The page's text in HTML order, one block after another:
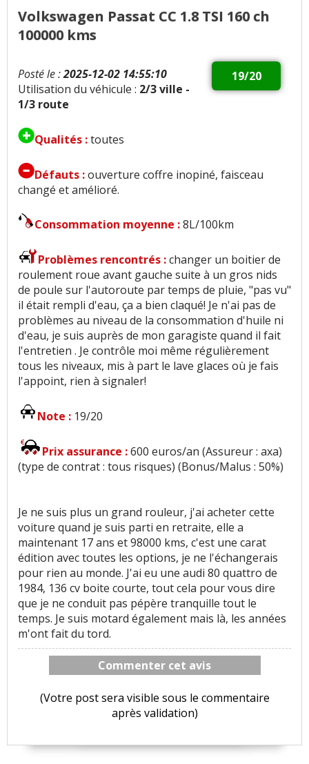
Volkswagen Passat CC 1.8 TSI 160 ch
100000 kms
19/20
Posté le :2025-12-02 14:55:10
Utilisation du véhicule : 2/3 ville -
1/3 route
Qualités :toutes
Défauts :ouverture coffre inopiné, faisceau
changé et amélioré.
Consommation moyenne :8L/100km
Problèmes rencontrés :changer un boitier de
roulement roue avant gauche suite à un gros nids
de poule sur l'autoroute par temps de pluie, "pas vu"
il était rempli d'eau, ça a bien claqué! Je n'ai pas de
problèmes au niveau de la consommation d'huile ni
d'eau, je suis auprès de mon garagiste quand il fait
l'entretien . Je contrôle moi même régulièrement
tous les niveaux, mis à part le lave glaces où je fais
l'appoint, rien à signaler!
Note : 19/20
Prix assurance :600 euros/an (Assureur : axa)
(type de contrat : tous risques) (Bonus/Malus : 50%)
Je ne suis plus un grand rouleur, j'ai acheter cette
voiture quand je suis parti en retraite, elle a
maintenant 17 ans et 98000 kms, c'est une carat
édition avec toutes les options, je ne l'échangerais
pour rien au monde. J'ai eu une audi 80 quattro de
1984, 136 cv boite courte, tout cela pour vous dire
que je ne conduit pas pépère tranquille tout le
temps. Je suis motard également mais là, les années
m'ont fait du tord.
Commenter cet avis
(Votre post sera visible sous le commentaire
après validation)